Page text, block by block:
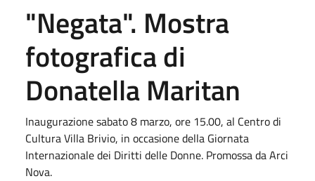
"Negata". Mostra
fotografica di
Donatella Maritan
Inaugurazione sabato 8 marzo, ore 15.00, al Centro di
Cultura Villa Brivio, in occasione della Giornata
Internazionale dei Diritti delle Donne. Promossa da Arci
Nova.